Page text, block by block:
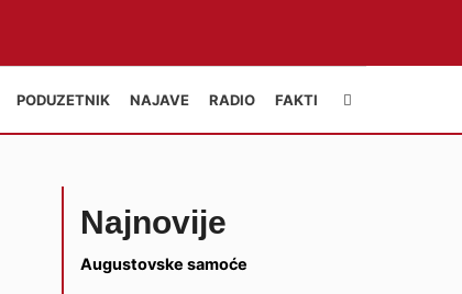
PODUZETNIK NAJAVE RADIO FAKTI
Najnovije
Augustovske samoće